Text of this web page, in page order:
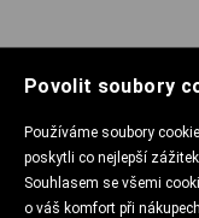
Povolit soubory
Používáme soubory
poskytli co nejlepší
Souhlasem se všemi
o váš komfort při